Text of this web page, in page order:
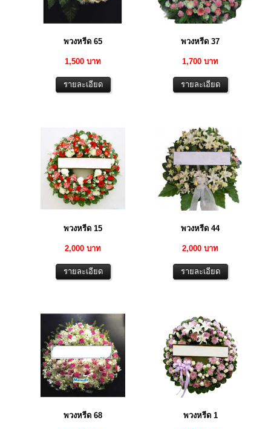
พวงหรีด 65
1,500 บาท
พวงหรีด 37
1,700 บาท
พวงหรีด 15
2,000 บาท
พวงหรีด 44
2,000 บาท
พวงหรีด 68 พวงหรีด 1